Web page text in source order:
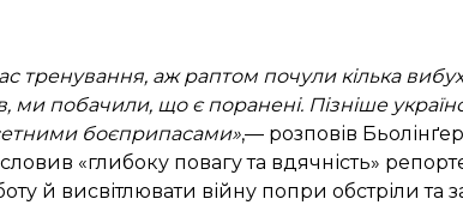
тренування, аж раптом почули кілька
ми побачили, що є поранені. Пізніше
боєприпасами»,— розповів
«глибоку повагу та вдячність»
й висвітлювати війну попри обстріли та